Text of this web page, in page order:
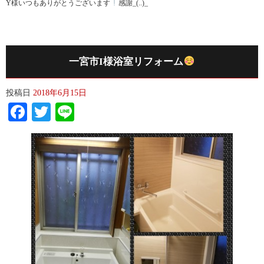
Y様いつもありがとうございます 感謝_(..)_
一宮市I様浴室リフォーム
投稿日 2018年6月15日
Facebook
Twitter